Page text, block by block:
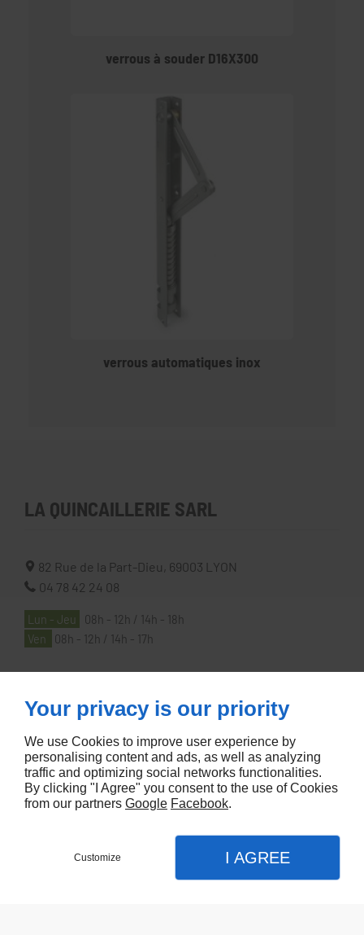
verrous à souder D16X300
verrous automatiques inox
LA QUINCAILLERIE SARL
82 Rue de la Part-Dieu, 69003
LYON
04 78 42 24 08
Lun - Jeu
08h - 12h / 14h - 18h
Ven
08h - 12h / 14h - 17h
À PROPOS
Accueil
Contactez-nous
Mentions légales
Plan du site
Your privacy is our priority
We use Cookies to improve user experience by
personalising content and ads, as well as analyzing
traffic and optimizing social networks functionalities.
By clicking "I Agree" you consent to the use of Cookies
from our partners Google Facebook.
Customize I AGREE